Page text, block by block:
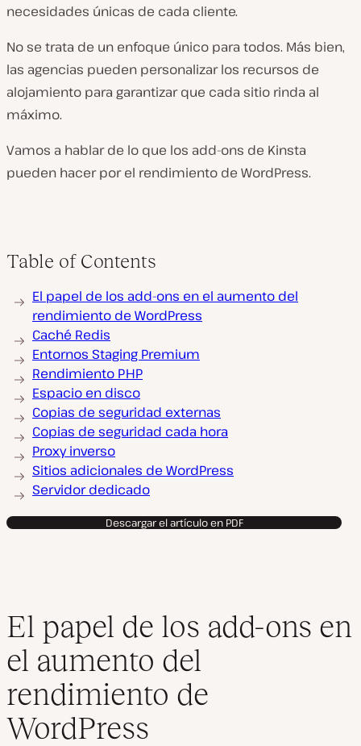
necesidades únicas de cada cliente.
No se trata de un enfoque único para todos. Más bien,
las agencias pueden personalizar los recursos de
alojamiento para garantizar que cada sitio rinda al
máximo.
Vamos a hablar de lo que los add-ons de Kinsta
pueden hacer por el rendimiento de WordPress.
Table of Contents
El papel de los add-ons en el aumento del
rendimiento de WordPress
Caché Redis
Entornos Staging Premium
Rendimiento PHP
Espacio en disco
Copias de seguridad externas
Copias de seguridad cada hora
Proxy inverso
Sitios adicionales de WordPress
Servidor dedicado
Descargar el artículo en PDF
El papel de los add-ons en
el aumento del
rendimiento de
WordPress